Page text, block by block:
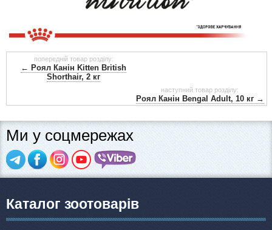
попередній товар розділу:
← Роял Канін Kitten British
Shorthair, 2 кг
наступний товар розділу:
Роял Канін Bengal Adult, 10 кг →
Ми у соцмережах
Каталог зоотоварів